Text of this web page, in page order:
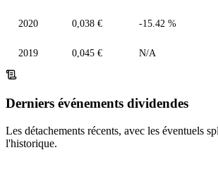
2020 0,038 € -15.42 %
2019 0,045 € N/A
Derniers événements dividendes
Les détachements récents, avec les éventuels
l'historique.